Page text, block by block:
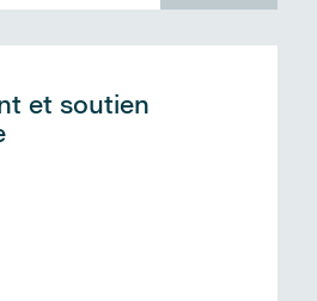
et soutien